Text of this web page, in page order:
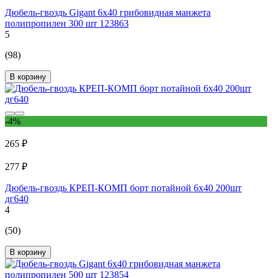
Дюбель-гвоздь Gigant 6x40 грибовидная манжета
полипропилен 300 шт 123863
5
(98)
В корзину
-4%
265 ₽
277 ₽
Дюбель-гвоздь КРЕП-КОМП борт потайной 6х40 200шт
дг640
4
(50)
В корзину